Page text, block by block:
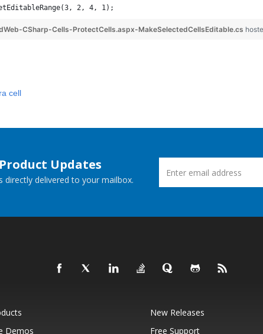
2, 4, 1);
CSharp-Cells-ProtectCells.aspx-MakeSelectedCellsEditable.cs
cell
Updates
delivered to your mailbox.
New Releases
Demos Free Support